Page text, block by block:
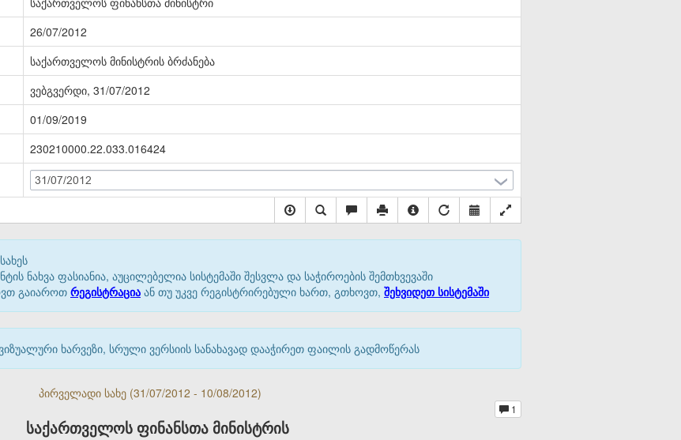
26/07/2012
საქართველოს მინისტრის ბრძანება
ვებგვერდი, 31/07/2012
01/09/2019
230210000.22.033.016424
31/07/2012
ნახვა ფასიანია, აუცილებელია სისტემაში შესვლა და საჭიროების შემთხვევაში
გაიაროთ რეგისტრაცია ან თუ უკვე რეგისტრირებული ხართ, გთხოვთ, შეხვიდეთ სისტემაში
ხარვეზი, სრული ვერსიის სანახავად დააჭირეთ ფაილის გადმოწერას
პირველადი სახე (31/07/2012 - 10/08/2012)
1
საქართველოს ფინანსთა მინისტრის